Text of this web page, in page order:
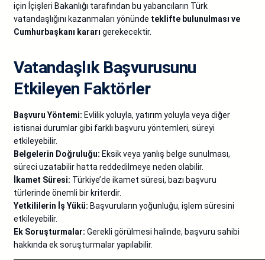
için İçişleri Bakanlığı tarafından bu yabancıların Türk
vatandaşlığını kazanmaları yönünde teklifte bulunulması ve
Cumhurbaşkanı kararı gerekecektir.
Vatandaşlık Başvurusunu
Etkileyen Faktörler
Başvuru Yöntemi: Evlilik yoluyla, yatırım yoluyla veya diğer
istisnai durumlar gibi farklı başvuru yöntemleri, süreyi
etkileyebilir.
Belgelerin Doğruluğu: Eksik veya yanlış belge sunulması,
süreci uzatabilir hatta reddedilmeye neden olabilir.
İkamet Süresi: Türkiye’de ikamet süresi, bazı başvuru
türlerinde önemli bir kriterdir.
Yetkililerin İş Yükü: Başvuruların yoğunluğu, işlem süresini
etkileyebilir.
Ek Soruşturmalar: Gerekli görülmesi halinde, başvuru sahibi
hakkında ek soruşturmalar yapılabilir.